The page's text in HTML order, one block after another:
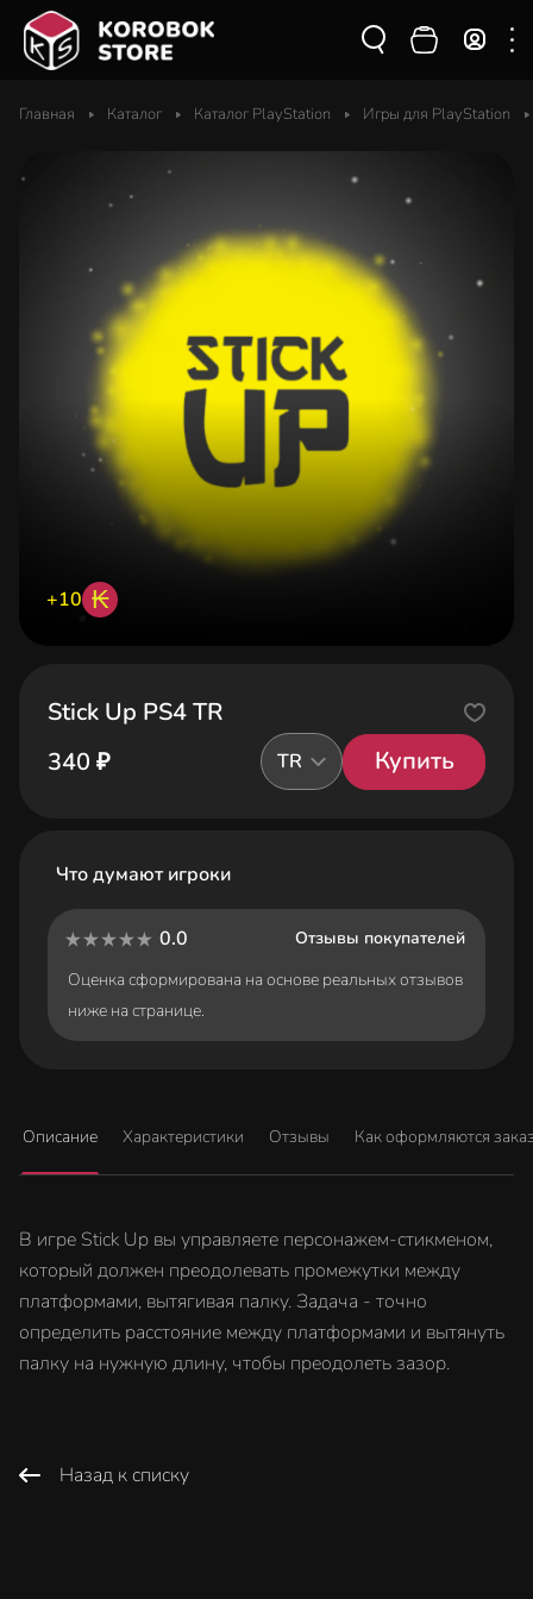
Главная Каталог Каталог PlayStation Игры для PlayStation
+10 ₭
Stick Up PS4 TR
340 ₽
TR Купить
Что думают игроки
0.0
Отзывы покупателей
Оценка сформирована на основе реальных отзывов
ниже на странице.
Описание Характеристики Отзывы Как оформляются
В игре Stick Up вы управляете персонажем-стикменом,
который должен преодолевать промежутки между
платформами, вытягивая палку. Задача - точно
определить расстояние между платформами и вытянуть
палку на нужную длину, чтобы преодолеть зазор.
Назад к списку